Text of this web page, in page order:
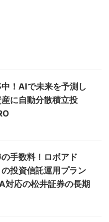
！AIで未来を予測し
に自動分散積立投
手数料！ロボアド
の投資信託運用プラン
対応の松井証券の長期